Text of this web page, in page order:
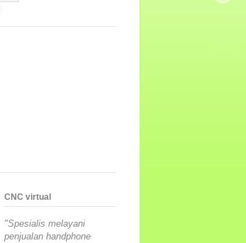
CNC virtual
"Spesialis melayani
penjualan handphone